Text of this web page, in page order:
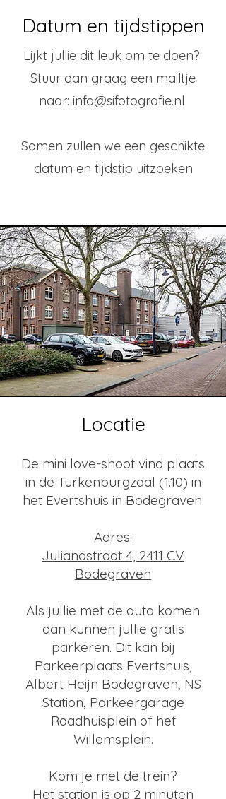
Datum en tijdstippen
Lijkt jullie dit leuk om te doen?
Stuur dan graag een mailtje
naar: info@sifotografie.nl
Samen zullen we een geschikte
datum en tijdstip uitzoeken
Locatie
De mini love-shoot vind plaats
in de Turkenburgzaal (1.10) in
het Evertshuis in Bodegraven.
Adres:
Julianastraat 4, 2411 CV
Bodegraven
Als jullie met de auto komen
dan kunnen jullie gratis
parkeren. Dit kan bij
Parkeerplaats Evertshuis,
Albert Heijn Bodegraven, NS
Station, Parkeergarage
Raadhuisplein of het
Willemsplein.
Kom je met de trein?
Het station is op 2 minuten